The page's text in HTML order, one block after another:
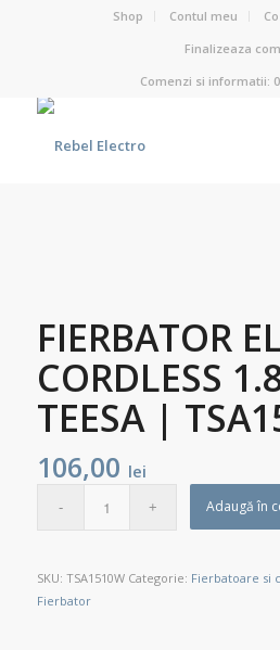
Shop Contul meu
Finalizeaza
Comenzi si informatii:
FIERBATOR
CORDLESS
TEESA |
106,00 lei
Adaugă în
SKU: TSA1510W Categorie: Fierbatoare si
Fierbator